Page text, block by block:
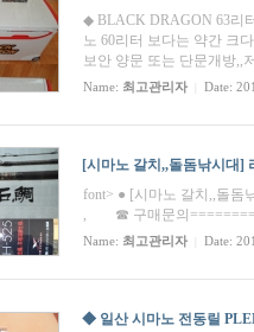
◆ BLACK DRAGON 63리
노 60리터 보다는 약간 크
보안 양문 또는 단문개방,,
Name: 최고관리자 Date:
[시마노 갈치,,돌돔낚시대]
font> ● [시마노 갈치,,돌돔
, ☎ 구매문의
Name: 최고관리자 Date:
◆ 일산 시마노 전동릴